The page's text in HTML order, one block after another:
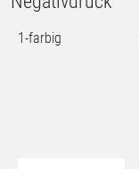
1-farbig